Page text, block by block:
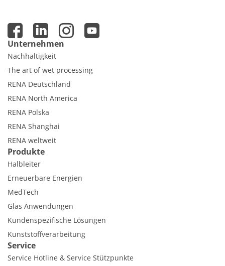
Unternehmen
Nachhaltigkeit
The art of wet processing
RENA Deutschland
RENA North America
RENA Polska
RENA Shanghai
RENA weltweit
Produkte
Halbleiter
Erneuerbare Energien
MedTech
Glas Anwendungen
Kundenspezifische Lösungen
Kunststoffverarbeitung
Service
Service Hotline & Service Stützpunkte